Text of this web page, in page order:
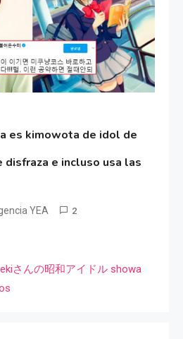
es kimowota de idol de
e incluso usa las
YEA 2
さんの昭和アイドル showa